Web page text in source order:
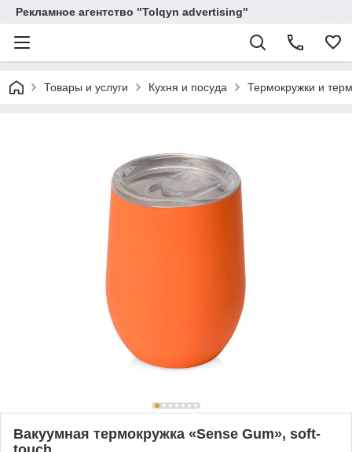
Рекламное агентство "Tolqyn advertising"
Товары и услуги Кухня и посуда Термокружки и
Вакуумная термокружка «Sense Gum», soft-